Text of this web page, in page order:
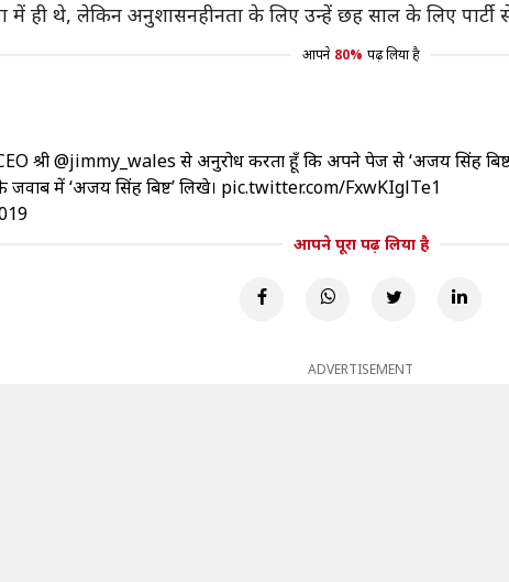
ही थे, लेकिन अनुशासनहीनता के लिए उन्हें छह साल के लिए पार्टी
आपने 80% पढ़ लिया है
श्री@jimmy_wales से अनुरोध करता हूँ कि अपने पेज से ‘अजय सिंह
जवाब में ‘अजय सिंह बिष्ट’ लिखे। pic.twitter.com/FxwKIglTe1
आपने पूरा पढ़ लिया है
ADVERTISEMENT